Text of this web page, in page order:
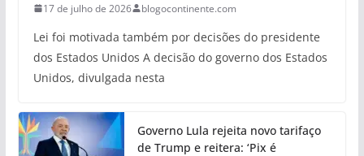
17 de julho de 2026 blogocontinente.com
Lei foi motivada também por decisões do presidente
dos Estados Unidos A decisão do governo dos Estados
Unidos, divulgada nesta
Governo Lula rejeita novo tarifaço
de Trump e reitera: ‘Pix é